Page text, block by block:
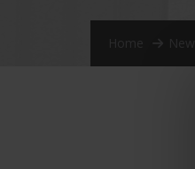
Home